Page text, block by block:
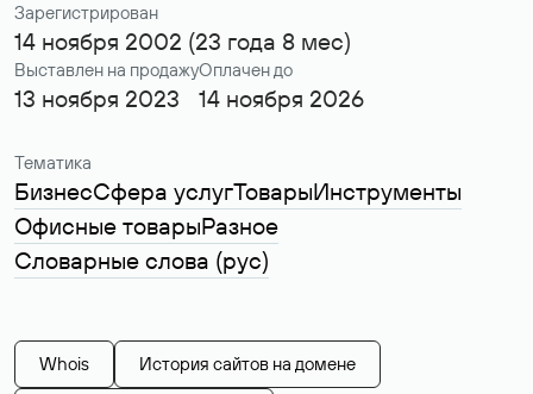
Зарегистрирован
14 ноября 2002 (23 года 8 мес)
Выставлен на продажу
13 ноября 2023
Оплачен до
14 ноября 2026
Тематика
БизнесСфера услугТоварыИнструменты
Офисные товарыРазное
Словарные слова (рус)
Whois История сайтов на домене